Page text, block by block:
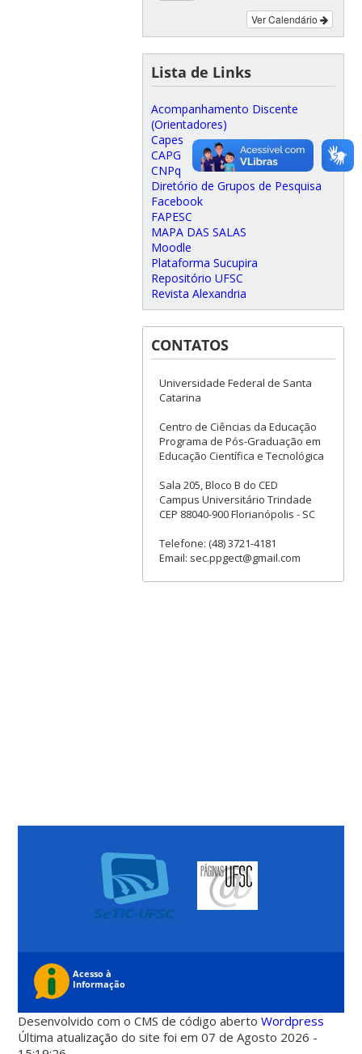
Ver Calendário
Lista de Links
Acompanhamento Discente
(Orientadores)
Capes
CAPG
CNPq
Diretório de Grupos de Pesquisa
Facebook
FAPESC
MAPA DAS SALAS
Moodle
Plataforma Sucupira
Repositório UFSC
Revista Alexandria
CONTATOS
Universidade Federal de Santa
Catarina
Centro de Ciências da Educação
Programa de Pós-Graduação em
Educação Científica e Tecnológica
Sala 205, Bloco B do CED
Campus Universitário Trindade
CEP 88040-900 Florianópolis - SC
Telefone: (48) 3721-4181
Email: sec.ppgect@gmail.com
Desenvolvido com o CMS de código abertoWordpress
Última atualização do site foi em 07 de Agosto 2026 -